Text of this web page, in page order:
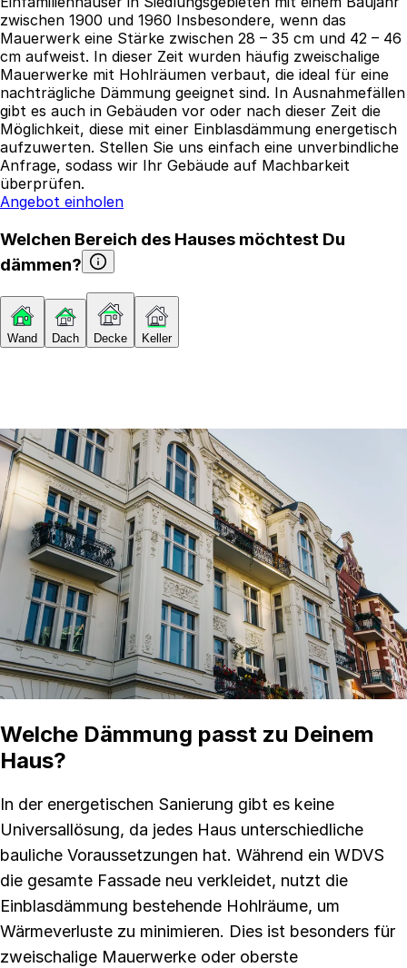
zwischen 1900 und 1960 Insbesondere, wenn das
Mauerwerk eine Stärke zwischen 28 – 35 cm und 42 – 46
cm aufweist. In dieser Zeit wurden häufig zweischalige
Mauerwerke mit Hohlräumen verbaut, die ideal für eine
nachträgliche Dämmung geeignet sind. In Ausnahmefällen
gibt es auch in Gebäuden vor oder nach dieser Zeit die
Möglichkeit, diese mit einer Einblasdämmung energetisch
aufzuwerten. Stellen Sie uns einfach eine unverbindliche
Anfrage, sodass wir Ihr Gebäude auf Machbarkeit
überprüfen.
Angebot einholen
Welchen Bereich des Hauses möchtest Du
dämmen?
Wand Dach Decke Keller
Welche Dämmung passt zu Deinem
Haus?
In der energetischen Sanierung gibt es keine
Universallösung, da jedes Haus unterschiedliche
bauliche Voraussetzungen hat. Während ein WDVS
die gesamte Fassade neu verkleidet, nutzt die
Einblasdämmung bestehende Hohlräume, um
Wärmeverluste zu minimieren. Dies ist besonders für
zweischalige Mauerwerke oder oberste